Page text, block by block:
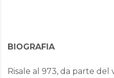
BIOGRAFIA
Risale al 973, da parte del